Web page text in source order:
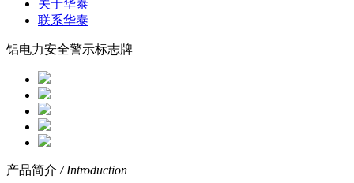
关于华泰
联系华泰
铝电力安全警示标志牌
产品简介 / Introduction